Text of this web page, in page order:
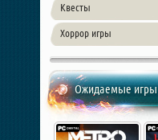
Квесты
Хоррор игры
Ожидаемые игры